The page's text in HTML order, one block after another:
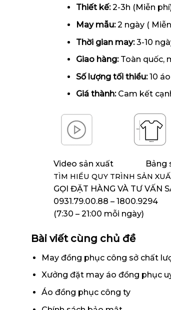
Thiết kế:2-3h (Miễn
May mẫu:2 ngày (
Thời gian may: 3-10
Giao hàng: Toàn quốc,
Số lượng tối thiểu:10 áo
Giá thành: Cam kết
Video sản xuất Bảng
TÌM HIỂU QUY TRÌNH SẢN
GỌI ĐẶT HÀNG VÀ TƯ VẤN
0931.79.00.88 – 1800.9294
(7:30 – 21:00 mỗi ngày)
Bài viết cùng chủ đề
May đồng phục công sở chất
Xưởng đặt may áo đồng phục
Áo đồng phục công ty